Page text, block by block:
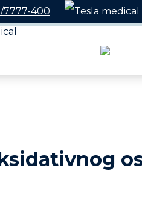
7777-400
vreme: Radnim danima i